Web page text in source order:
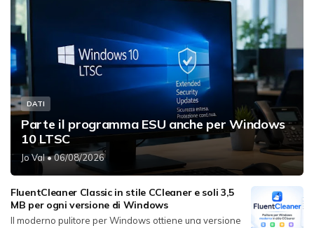
DATI
Parte il programma ESU anche per Windows
10 LTSC
Jo Val• 06/08/2026
FluentCleaner Classic in stile CCleaner e soli 3,5
MB per ogni versione di Windows
Il moderno pulitore per Windows ottiene una versione